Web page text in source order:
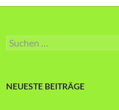
Suche
nach:
NEUESTE BEITRÄGE